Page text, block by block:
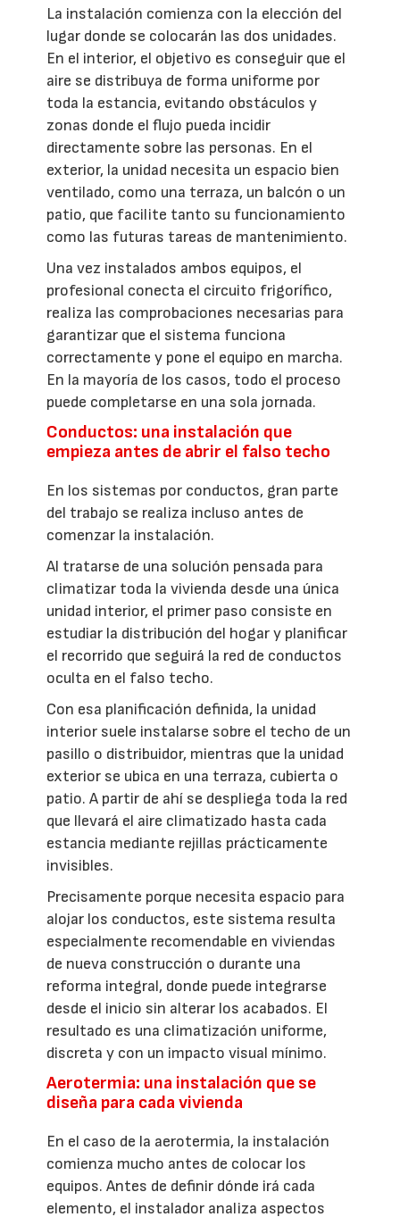
La instalación comienza con la elección del
lugar donde se colocarán las dos unidades.
En el interior, el objetivo es conseguir que el
aire se distribuya de forma uniforme por
toda la estancia, evitando obstáculos y
zonas donde el flujo pueda incidir
directamente sobre las personas. En el
exterior, la unidad necesita un espacio bien
ventilado, como una terraza, un balcón o un
patio, que facilite tanto su funcionamiento
como las futuras tareas de mantenimiento.
Una vez instalados ambos equipos, el
profesional conecta el circuito frigorífico,
realiza las comprobaciones necesarias para
garantizar que el sistema funciona
correctamente y pone el equipo en marcha.
En la mayoría de los casos, todo el proceso
puede completarse en una sola jornada.
Conductos: una instalación que
empieza antes de abrir el falso techo
En los sistemas por conductos, gran parte
del trabajo se realiza incluso antes de
comenzar la instalación.
Al tratarse de una solución pensada para
climatizar toda la vivienda desde una única
unidad interior, el primer paso consiste en
estudiar la distribución del hogar y planificar
el recorrido que seguirá la red de conductos
oculta en el falso techo.
Con esa planificación definida, la unidad
interior suele instalarse sobre el techo de un
pasillo o distribuidor, mientras que la unidad
exterior se ubica en una terraza, cubierta o
patio. A partir de ahí se despliega toda la red
que llevará el aire climatizado hasta cada
estancia mediante rejillas prácticamente
invisibles.
Precisamente porque necesita espacio para
alojar los conductos, este sistema resulta
especialmente recomendable en viviendas
de nueva construcción o durante una
reforma integral, donde puede integrarse
desde el inicio sin alterar los acabados. El
resultado es una climatización uniforme,
discreta y con un impacto visual mínimo.
Aerotermia: una instalación que se
diseña para cada vivienda
En el caso de la aerotermia, la instalación
comienza mucho antes de colocar los
equipos. Antes de definir dónde irá cada
elemento, el instalador analiza aspectos